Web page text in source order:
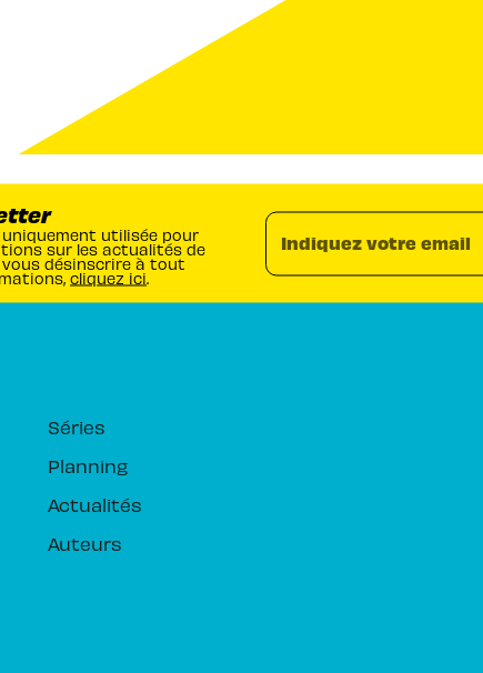
utilisée pour
sur les actualités de
vous désinscrire à tout
cliquez ici.
Indiquez votre email
Séries
Planning
Actualités
Auteurs